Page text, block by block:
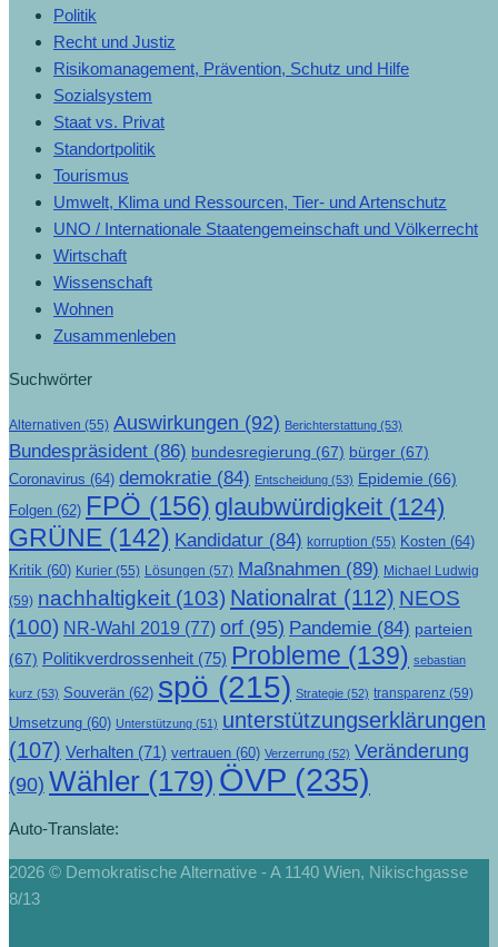
Politik
Recht und Justiz
Risikomanagement, Prävention, Schutz und Hilfe
Sozialsystem
Staat vs. Privat
Standortpolitik
Tourismus
Umwelt, Klima und Ressourcen, Tier- und Artenschutz
UNO / Internationale Staatengemeinschaft und Völkerrecht
Wirtschaft
Wissenschaft
Wohnen
Zusammenleben
Suchwörter
Alternativen (55) Auswirkungen (92) Berichterstattung (53)
Bundespräsident (86) bundesregierung (67) bürger (67)
Coronavirus (64) demokratie (84) Entscheidung (53) Epidemie (66)
Folgen (62) FPÖ (156) glaubwürdigkeit (124)
GRÜNE (142) Kandidatur (84) korruption (55) Kosten (64)
Kritik (60) Kurier (55) Lösungen (57) Maßnahmen (89) Michael Ludwig
(59) nachhaltigkeit (103) Nationalrat (112) NEOS
(100) NR-Wahl 2019 (77) orf (95) Pandemie (84) parteien
(67) Politikverdrossenheit (75) Probleme (139) sebastian
kurz (53) Souverän (62) spö (215) Strategie (52) transparenz (59)
Umsetzung (60) Unterstützung (51) unterstützungserklärungen
(107) Verhalten (71) vertrauen (60) Verzerrung (52) Veränderung
(90) Wähler (179) ÖVP (235)
Auto-Translate:
2026 © Demokratische Alternative - A 1140 Wien, Nikischgasse
8/13